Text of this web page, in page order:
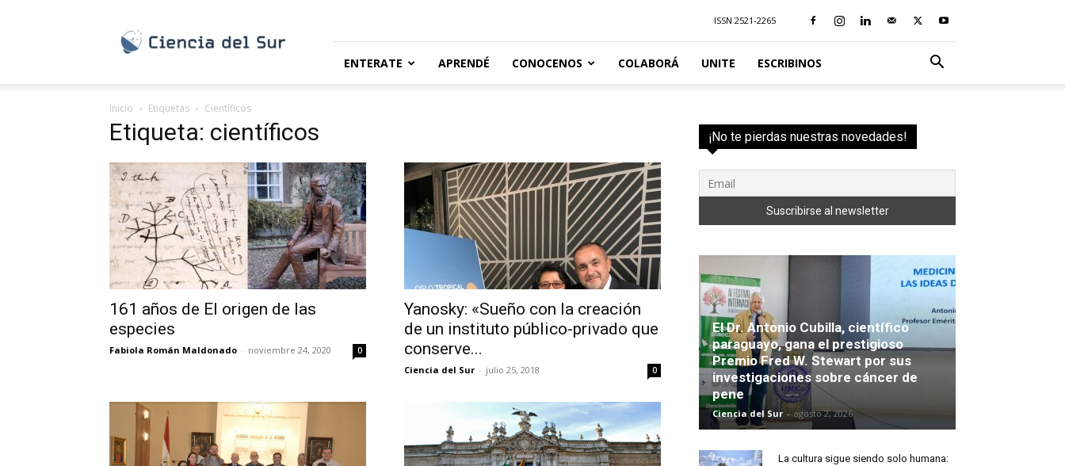
Sur
ISSN 2521-2265
ENTERATE APRENDÉ CONOCENOS COLABORÁ UNITE ESCRIBINOS
Inicio Etiquetas Científicos
Etiqueta: científicos
161 años de El origen de las
especies
Fabiola Román Maldonado - noviembre 24, 2020 0
Yanosky: «Sueño con la creación
de un instituto público-privado que
conserve...
Ciencia del Sur - julio 25, 2018 0
¡No te pierdas nuestras novedades!
El Dr. Antonio Cubilla, científico
paraguayo, gana el prestigioso
Premio Fred W. Stewart por sus
investigaciones sobre cáncer de
pene
Ciencia del Sur - agosto 2, 2026
La cultura sigue siendo solo humana: